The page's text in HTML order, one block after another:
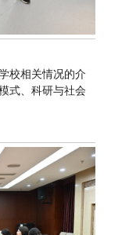
校相关情况的介
式、科研与社会